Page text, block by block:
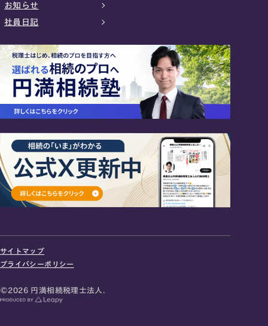
お知らせ
社員日記
サイトマップ
プライバシーポリシー
©2026 円満相続税理士法人.